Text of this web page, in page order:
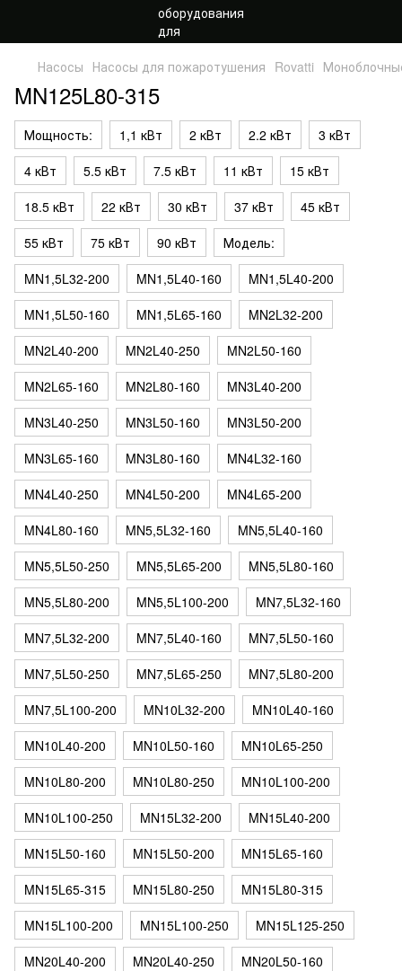
Насосы Насосы для пожаротушения Rovatti
MN125L80-315
Мощность: 1,1 кВт 2 кВт 2.2 кВт
3 кВт
4 кВт
5.5 кВт 7.5 кВт 11 кВт
15 кВт
18.5 кВт
22 кВт 30 кВт 37 кВт
45 кВт
55 кВт
75 кВт 90 кВт
Модель:
MN1,5L32-200
MN1,5L40-160
MN1,5L40-200
MN1,5L50-160
MN1,5L65-160
MN2L32-200
MN2L40-200
MN2L40-250
MN2L50-160
MN2L65-160
MN2L80-160
MN3L40-200
MN3L40-250
MN3L50-160
MN3L50-200
MN3L65-160
MN3L80-160
MN4L32-160
MN4L40-250
MN4L50-200
MN4L65-200
MN4L80-160
MN5,5L32-160
MN5,5L40-160
MN5,5L50-250
MN5,5L65-200
MN5,5L80-160
MN5,5L80-200
MN5,5L100-200
MN7,5L32-160
MN7,5L32-200
MN7,5L40-160
MN7,5L50-160
MN7,5L50-250
MN7,5L65-250
MN7,5L80-200
MN7,5L100-200
MN10L32-200
MN10L40-160
MN10L40-200
MN10L50-160
MN10L65-250
MN10L80-200
MN10L80-250
MN10L100-200
MN10L100-250
MN15L32-200
MN15L40-200
MN15L50-160
MN15L50-200
MN15L65-160
MN15L65-315
MN15L80-250
MN15L80-315
MN15L100-200
MN15L100-250
MN15L125-250
MN20L40-200
MN20L40-250
MN20L50-160